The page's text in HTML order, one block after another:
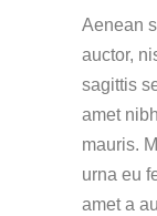
Aenean
auctor,
sagittis
amet
mauris.
urna eu
amet a